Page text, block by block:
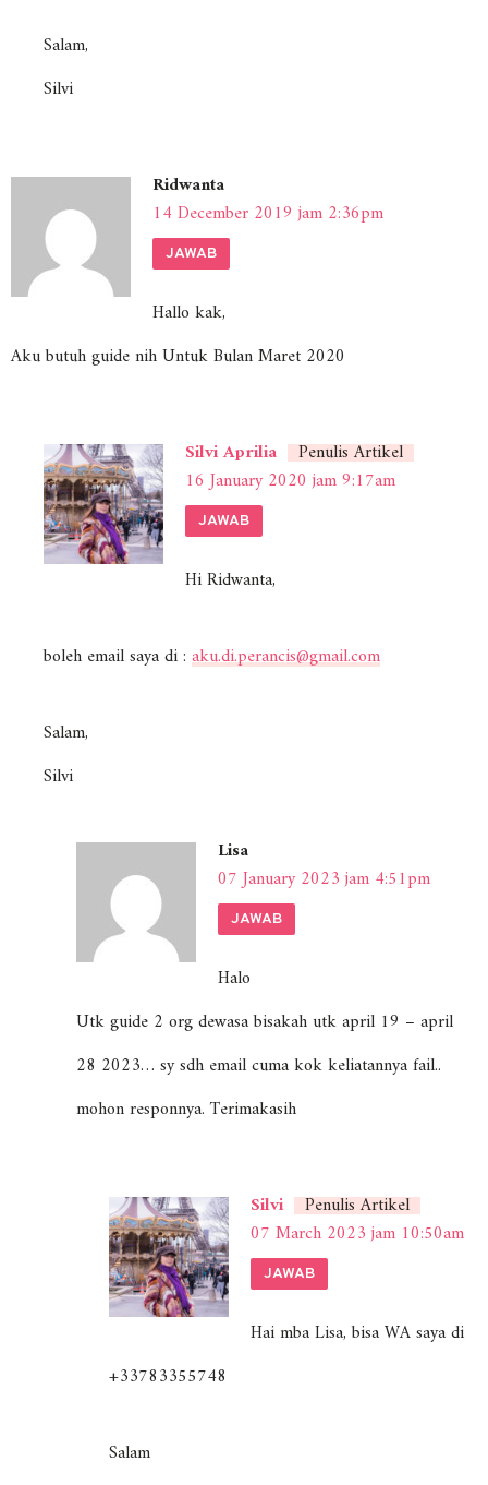
Salam,
Silvi
Ridwanta
14 December 2019 jam 2:36pm
JAWAB
Hallo kak,
Aku butuh guide nih Untuk Bulan Maret 2020
Silvi Aprilia
Penulis Artikel
16 January 2020 jam 9:17am
JAWAB
Hi Ridwanta,
boleh email saya di : aku.di.perancis@gmail.com
Salam,
Silvi
Lisa
07 January 2023 jam 4:51pm
JAWAB
Halo
Utk guide 2 org dewasa bisakah utk april 19 – april
28 2023… sy sdh email cuma kok keliatannya fail..
mohon responnya. Terimakasih
Silvi
Penulis Artikel
07 March 2023 jam 10:50am
JAWAB
Hai mba Lisa, bisa WA saya di
+33783355748
Salam